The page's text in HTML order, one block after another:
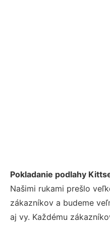
Pokladanie podlahy
Našimi rukami prešlo
zákazníkov a budeme
aj vy. Každému